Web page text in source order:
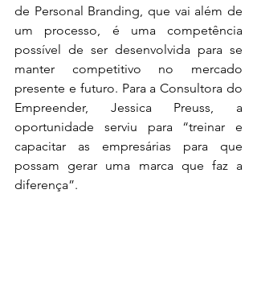
de Personal Branding, que vai além de
um processo, é uma competência
possível de ser desenvolvida para se
manter competitivo no mercado
presente e futuro. Para a Consultora do
Empreender, Jessica Preuss, a
oportunidade serviu para “treinar e
capacitar as empresárias para que
possam gerar uma marca que faz a
diferença”.